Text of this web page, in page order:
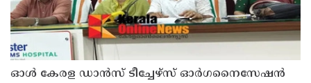
ഓൾ കേരള ഡാൻസ് ടീച്ചേഴ്സ് ഓർഗനൈസേഷൻ